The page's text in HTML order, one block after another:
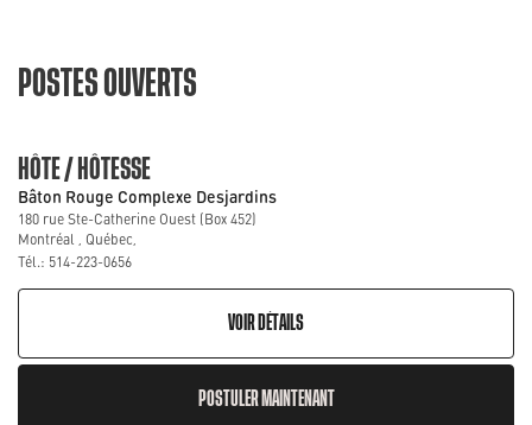
POSTES OUVERTS
HÔTE / HÔTESSE
Bâton Rouge Complexe Desjardins
180 rue Ste-Catherine Ouest (Box 452)
Montréal , Québec,
Tél.: 514-223-0656
VOIR DÉTAILS
POSTULER MAINTENANT